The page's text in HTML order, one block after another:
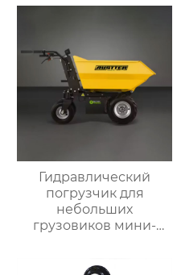
Гидравлический
погрузчик для
небольших
грузовиков мини-